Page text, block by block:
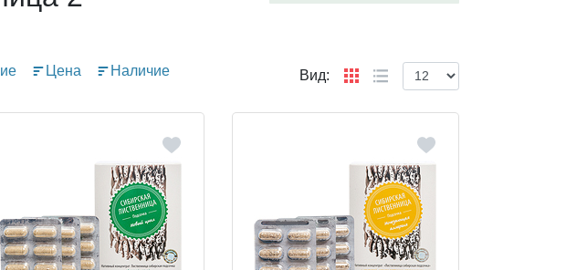
Цена Наличие Вид: